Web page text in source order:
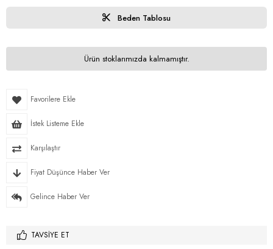
Beden Tablosu
Ürün stoklarımızda kalmamıştır.
Favorilere Ekle
İstek Listeme Ekle
Karşılaştır
Fiyat Düşünce Haber Ver
Gelince Haber Ver
TAVSIYE ET